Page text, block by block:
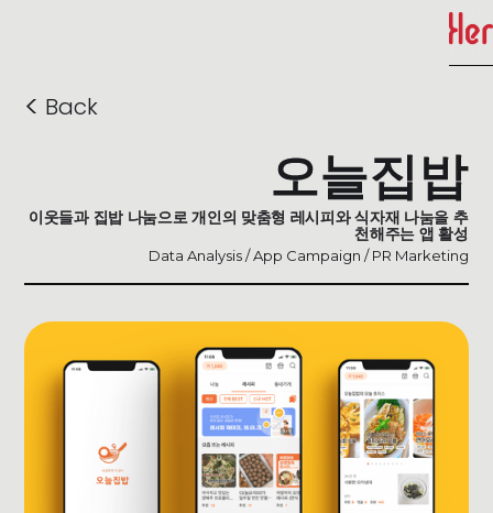
< Back
오늘집밥
이웃들과 집밥 나눔으로 개인의 맞춤형 레시피와 식자재 나눔을 추
천해주는 앱 활성
Data Analysis / App Campaign / PR Marketing